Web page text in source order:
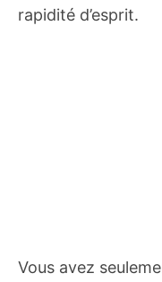
rapidité d’esprit.
Vous avez